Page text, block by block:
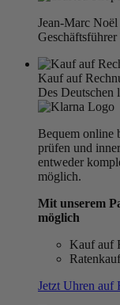
Jean-Marc Noël
Kauf auf
Des Deutschen
Bequem online
prüfen und
entweder
möglich.
Mit unserem
möglich
Kauf auf
Ratenkauf
Jetzt Uhren auf